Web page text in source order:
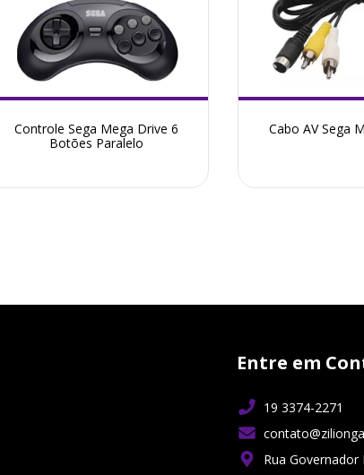
Controle Sega Mega Drive 6
Botões Paralelo
Cabo AV Sega
Entre em
19 3374-2271
Rua